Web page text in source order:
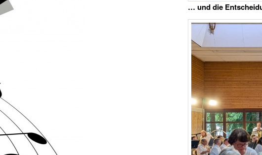
… und die